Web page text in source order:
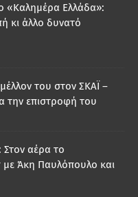
«Καλημέρα Ελλάδα»:
κι άλλο δυνατό
του στον ΣΚΑΪ –
την επιστροφή του
αέρα το
με Άκη Παυλόπουλο και